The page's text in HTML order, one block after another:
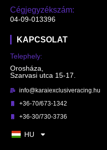
Cégjegyzékszám:
04-09-013396
KAPCSOLAT
Telephely:
Orosháza,
Szarvasi utca 15-17.
info@karaiexclusiveracing.hu
+36-70/673-1342
+36-30/730-3736
HU